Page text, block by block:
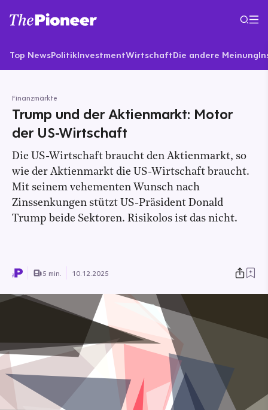
Top NewsPolitikInvestmentWirtschaftDie andere Meinung
Finanzmärkte
Trump und der Aktienmarkt: Motor
der US-Wirtschaft
Die US-Wirtschaft braucht den Aktienmarkt, so
wie der Aktienmarkt die US-Wirtschaft braucht.
Mit seinem vehementen Wunsch nach
Zinssenkungen stützt US-Präsident Donald
Trump beide Sektoren. Risikolos ist das nicht.
5 min. 10.12.2025